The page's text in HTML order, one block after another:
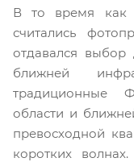
В то время как
считались
отдавался
ближней
традиционные
области и
превосходной
коротких